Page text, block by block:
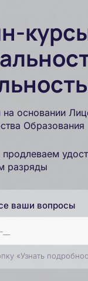
на основании
Образования
разряды
ваши вопросы
«Узнать